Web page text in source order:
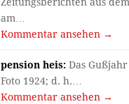
am…
Kommentar ansehen →
pension heis: Das
Foto 1924; d. h.…
Kommentar ansehen →